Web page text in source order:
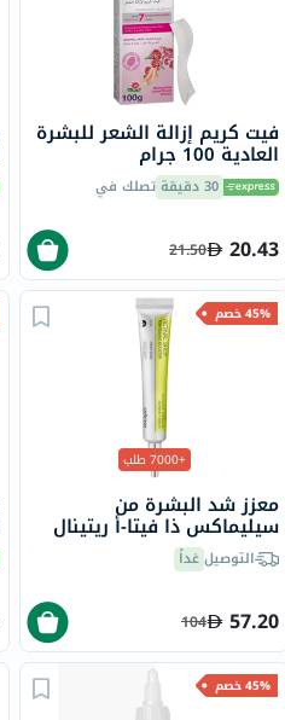
فيت كريم إزالة الشعر للبشرة
العادية 100 جرام
30 دقيقة تصلك في
20.43
21.50
45% خصم
+7000 طلب
معزز شد البشرة من
سيليماكس ذا فيتا-أ ريتينال
شوت، 15 مل
التوصيلغداً
57.20
104
45% خصم